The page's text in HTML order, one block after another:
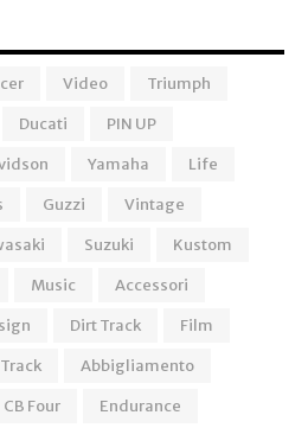
Video
Triumph
Ducati
PIN UP
Yamaha
Life
Guzzi
Vintage
Suzuki
Kustom
Music
Accessori
Dirt Track
Film
Abbigliamento
CB Four
Endurance